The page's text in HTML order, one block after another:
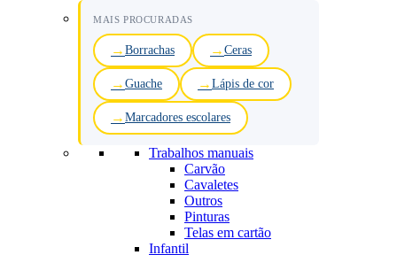
MAIS PROCURADAS
Borrachas Ceras
Guache Lápis de cor
Marcadores escolares
Trabalhos manuais
Carvão
Cavaletes
Outros
Pinturas
Telas em cartão
Infantil